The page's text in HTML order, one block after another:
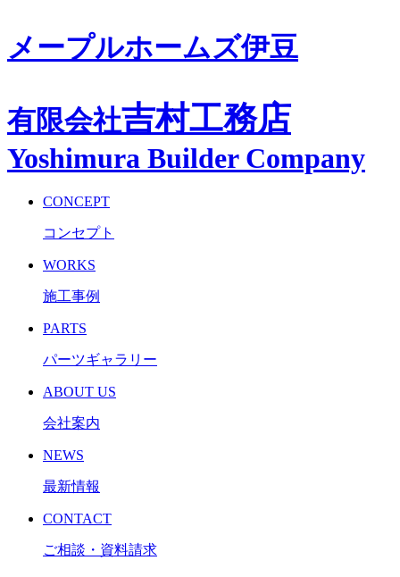
メープルホームズ伊豆
有限会社吉村工務店
Yoshimura Builder Company
CONCEPT
コンセプト
WORKS
施工事例
PARTS
パーツギャラリー
ABOUT US
会社案内
NEWS
最新情報
CONTACT
ご相談・資料請求